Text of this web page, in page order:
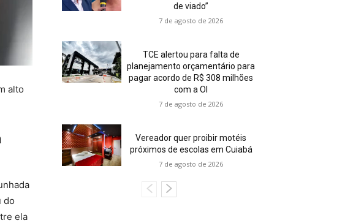
alto
do
ela
de viado”
7 de agosto de 2026
TCE alertou para falta de
planejamento orçamentário para
pagar acordo de R$ 308 milhões
com a OI
7 de agosto de 2026
Vereador quer proibir motéis
próximos de escolas em Cuiabá
7 de agosto de 2026